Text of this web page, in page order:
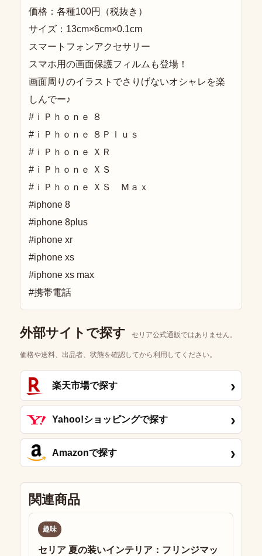
価格：各種100円（税抜き）
サイズ：13cm×6cm×0.1cm
スマートフォンアクセサリー
スマホ用の画面保護フィルムも登場！
画面周りのイラストでさりげないオシャレを楽
しんでー♪
#ｉＰｈｏｎｅ ８
#ｉＰｈｏｎｅ ８Ｐｌｕｓ
#ｉＰｈｏｎｅ ＸＲ
#ｉＰｈｏｎｅ ＸＳ
#ｉＰｈｏｎｅ ＸＳ Ｍａｘ
#iphone 8
#iphone 8plus
#iphone xr
#iphone xs
#iphone xs max
#携帯電話
外部サイトで探す セリア公式通販ではありません。
価格や送料、出品者、状態を確認してから利用してください。
楽天市場で探す ›
Yahoo!ショッピングで探す ›
Amazonで探す ›
関連商品
趣味
セリア 夏の装いインテリア：フリンジマッ